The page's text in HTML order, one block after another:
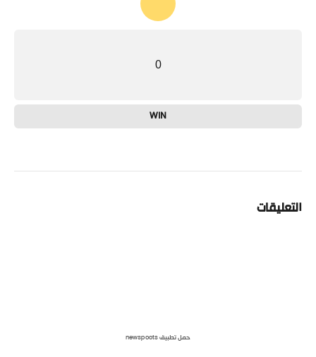
0
WIN
التعليقات
حمل تطبيق newspoots